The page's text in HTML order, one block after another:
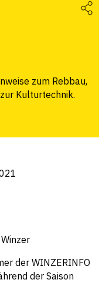
zum Rebbau,
Kulturtechnik.
der WINZERINFO
der Saison